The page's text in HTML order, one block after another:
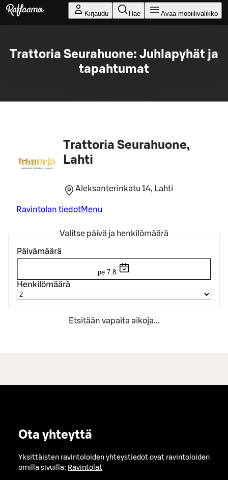
Siirry pääsisältöön
Kirjaudu Hae Avaa mobiilivalikko
Trattoria Seurahuone: Juhlapyhät ja
tapahtumat
Trattoria Seurahuone,
Lahti
Aleksanterinkatu 14, Lahti
Ravintolan tiedotMenu
Valitse päivä ja henkilömäärä
Päivämäärä
pe 7.8.
Henkilömäärä
Etsitään vapaita aikoja...
Ota yhteyttä
Yksittäisten ravintoloiden yhteystiedot ovat ravintoloiden
omilla sivuilla: Ravintolat